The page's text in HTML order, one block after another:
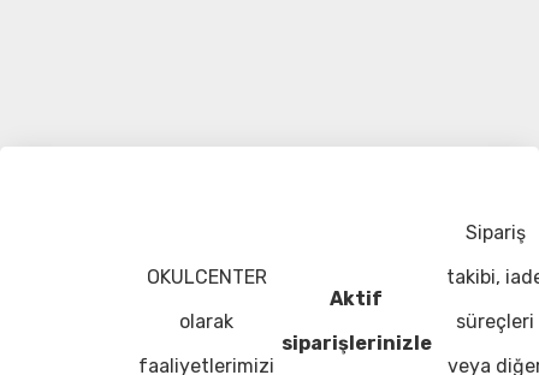
OKULCENTER
olarak
faaliyetlerimizi
Aktif
siparişlerinizle
Sipariş
takibi,
süreçleri
veya